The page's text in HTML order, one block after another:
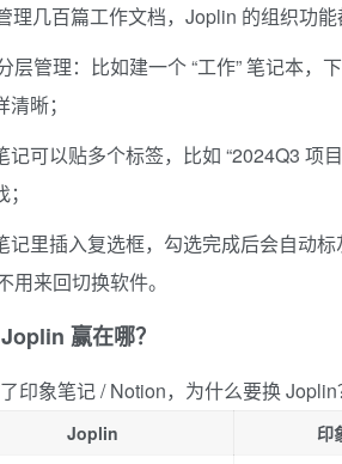
几百篇工作文档，Joplin 的组织功能
层管理：比如建一个 “工作” 笔记本，
晰；
可以贴多个标签，比如 “2024Q3 项
里插入复选框，勾选完成后会自动
用来回切换软件。
赢在哪？
印象笔记 / Notion，为什么要换 Joplin
Joplin 印